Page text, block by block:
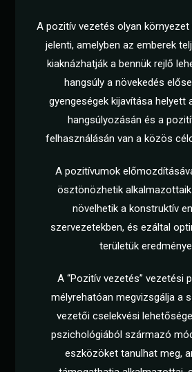
A pozitív vezetés olyan
jelenti, amelyben az emberek
kiaknázhatják a bennük rejlő
hangsúly a növekedés
gyengeségek kijavítása helyett
hangsúlyozásán és a
felhasználásán van a közös
A pozitívumok
ösztönözhetik
növelhetik a konstruktív
szervezetekben, és ezáltal
területük
A “Pozitív vezetés” vezetési
mélyrehatóan megvizsgálja a
vezetői cselekvési
pszichológiából származó
eszközöket tanulhat meg,